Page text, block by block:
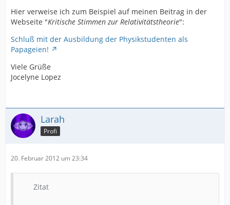
Hier verweise ich zum Beispiel auf meinen Beitrag in der
Webseite "Kritische Stimmen zur Relativitätstheorie":
Schluß mit der Ausbildung der Physikstudenten als
Papageien!
Viele Grüße
Jocelyne Lopez
Larah
Profi
20. Februar 2012 um 23:34
Zitat